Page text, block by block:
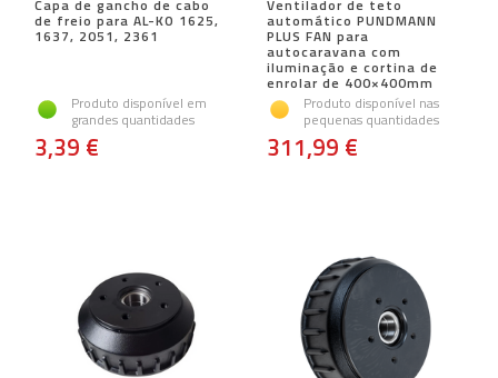
Capa de gancho de cabo
de freio para AL-KO 1625,
1637, 2051, 2361
Produto disponível em
grandes quantidades
3,39 €
Ventilador de teto
automático PUNDMANN
PLUS FAN para
autocaravana com
iluminação e cortina de
enrolar de 400×400mm
Produto disponível nas
pequenas quantidades
311,99 €